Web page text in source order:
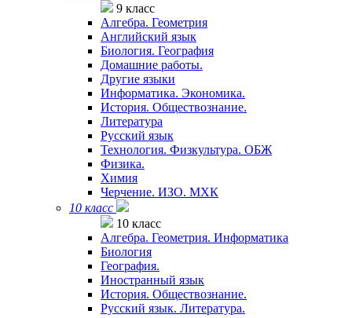
9 класс
Алгебра. Геометрия
Английский язык
Биология. География
Домашние работы.
Другие языки
Информатика. Экономика.
История. Обществознание.
Литература
Русский язык
Технология. Физкультура. ОБЖ
Физика.
Химия
Черчение. ИЗО. МХК
10 класс
10 класс
Алгебра. Геометрия. Информатика
Биология
География.
Иностранный язык
История. Обществознание.
Русский язык. Литература.